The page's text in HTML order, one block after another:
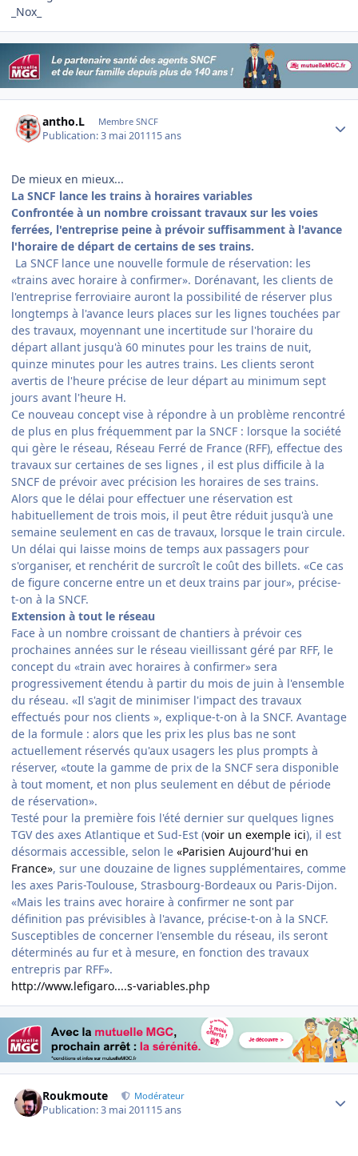
_Nox_
antho.L Membre SNCF
Publication:3 mai 201115 ans
De mieux en mieux...
La SNCF lance les trains à horaires variables
Confrontée à un nombre croissant travaux sur les voies
ferrées, l'entreprise peine à prévoir suffisamment à l'avance
l'horaire de départ de certains de ses trains.
La SNCF lance une nouvelle formule de réservation: les
«trains avec horaire à confirmer». Dorénavant, les clients de
l'entreprise ferroviaire auront la possibilité de réserver plus
longtemps à l'avance leurs places sur les lignes touchées par
des travaux, moyennant une incertitude sur l'horaire du
départ allant jusqu'à 60 minutes pour les trains de nuit,
quinze minutes pour les autres trains. Les clients seront
avertis de l'heure précise de leur départ au minimum sept
jours avant l'heure H.
Ce nouveau concept vise à répondre à un problème rencontré
de plus en plus fréquemment par la SNCF : lorsque la société
qui gère le réseau, Réseau Ferré de France (RFF), effectue des
travaux sur certaines de ses lignes , il est plus difficile à la
SNCF de prévoir avec précision les horaires de ses trains.
Alors que le délai pour effectuer une réservation est
habituellement de trois mois, il peut être réduit jusqu'à une
semaine seulement en cas de travaux, lorsque le train circule.
Un délai qui laisse moins de temps aux passagers pour
s'organiser, et renchérit de surcroît le coût des billets. «Ce cas
de figure concerne entre un et deux trains par jour», précise-
t-on à la SNCF.
Extension à tout le réseau
Face à un nombre croissant de chantiers à prévoir ces
prochaines années sur le réseau vieillissant géré par RFF, le
concept du «train avec horaires à confirmer» sera
progressivement étendu à partir du mois de juin à l'ensemble
du réseau. «Il s'agit de minimiser l'impact des travaux
effectués pour nos clients », explique-t-on à la SNCF. Avantage
de la formule : alors que les prix les plus bas ne sont
actuellement réservés qu'aux usagers les plus prompts à
réserver, «toute la gamme de prix de la SNCF sera disponible
à tout moment, et non plus seulement en début de période
de réservation».
Testé pour la première fois l'été dernier sur quelques lignes
TGV des axes Atlantique et Sud-Est (voir un exemple ici), il est
désormais accessible, selon le «Parisien Aujourd'hui en
France», sur une douzaine de lignes supplémentaires, comme
les axes Paris-Toulouse, Strasbourg-Bordeaux ou Paris-Dijon.
«Mais les trains avec horaire à confirmer ne sont par
définition pas prévisibles à l'avance, précise-t-on à la SNCF.
Susceptibles de concerner l'ensemble du réseau, ils seront
déterminés au fur et à mesure, en fonction des travaux
entrepris par RFF».
http://www.lefigaro....s-variables.php
Roukmoute Modérateur
Publication:3 mai 201115 ans